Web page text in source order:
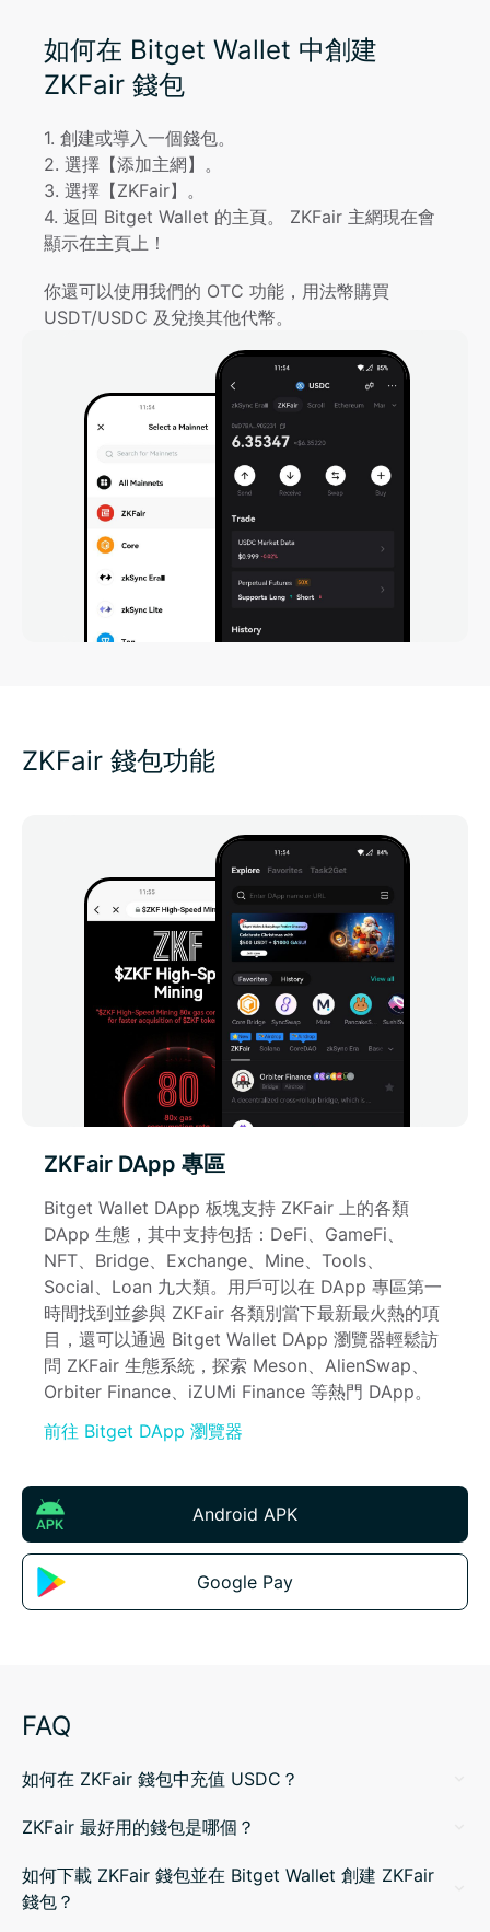
如何在 Bitget Wallet 中創建
ZKFair 錢包
1. 創建或導入一個錢包。
2. 選擇【添加主網】。
3. 選擇【ZKFair】。
4. 返回 Bitget Wallet 的主頁。 ZKFair 主網現在會
顯示在主頁上！
你還可以使用我們的 OTC 功能，用法幣購買
USDT/USDC 及兌換其他代幣。
ZKFair 錢包功能
ZKFair DApp 專區
Bitget Wallet DApp 板塊支持 ZKFair 上的各類
DApp 生態，其中支持包括：DeFi、GameFi、
NFT、Bridge、Exchange、Mine、Tools、
Social、Loan 九大類。用戶可以在 DApp 專區第一
時間找到並參與 ZKFair 各類別當下最新最火熱的項
目，還可以通過 Bitget Wallet DApp 瀏覽器輕鬆訪
問 ZKFair 生態系統，探索 Meson、AlienSwap、
Orbiter Finance、iZUMi Finance 等熱門 DApp。
前往 Bitget DApp 瀏覽器
Android APK
Google Pay
FAQ
如何在 ZKFair 錢包中充值 USDC？
ZKFair 最好用的錢包是哪個？
如何下載 ZKFair 錢包並在 Bitget Wallet 創建 ZKFair
錢包？